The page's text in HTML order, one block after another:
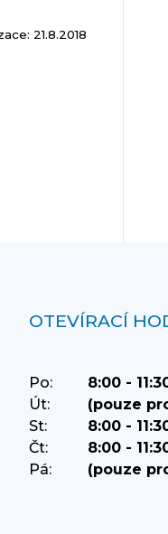
21.8.2018
OTEVÍRACÍ
Po:
8:00 -
Út:
(pouze
St:
8:00 -
Čt:
8:00 -
Pá:
(pouze